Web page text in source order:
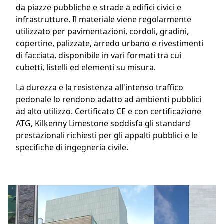
da piazze pubbliche e strade a edifici civici e
infrastrutture. Il materiale viene regolarmente
utilizzato per pavimentazioni, cordoli, gradini,
copertine, palizzate, arredo urbano e rivestimenti
di facciata, disponibile in vari formati tra cui
cubetti, listelli ed elementi su misura.
La durezza e la resistenza all'intenso traffico
pedonale lo rendono adatto ad ambienti pubblici
ad alto utilizzo. Certificato CE e con certificazione
ATG, Kilkenny Limestone soddisfa gli standard
prestazionali richiesti per gli appalti pubblici e le
specifiche di ingegneria civile.